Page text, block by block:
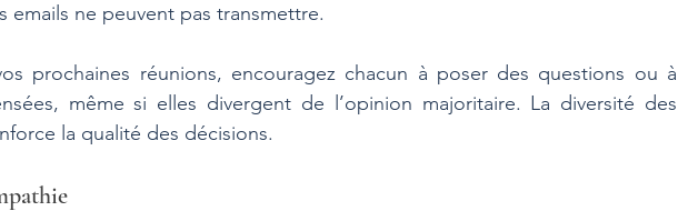
emails ne peuvent pas transmettre.
prochaines réunions, encouragez chacun à poser des questions ou à
même si elles divergent de l’opinion majoritaire. La diversité des
la qualité des décisions.